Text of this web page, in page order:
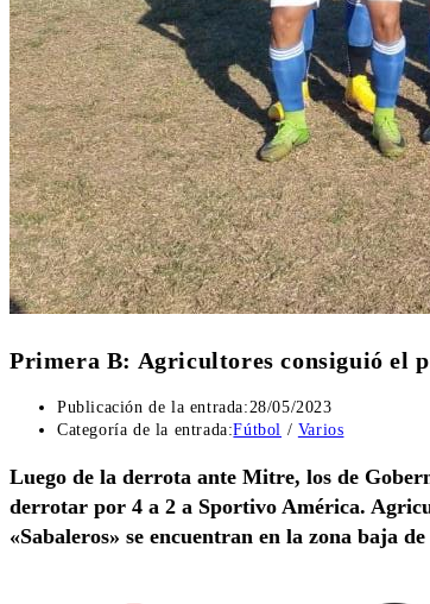
Primera B: Agricultores consiguió el
Publicación de la entrada:28/05/2023
Categoría de la entrada:Fútbol / Varios
Luego de la derrota ante Mitre, los de
derrotar por 4 a 2 a Sportivo América.
«Sabaleros» se encuentran en la zona baja